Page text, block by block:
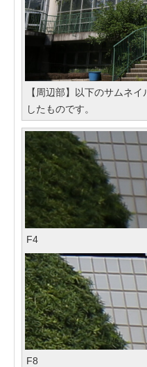
【周辺部】以下のサムネ
したものです。
F4
F8